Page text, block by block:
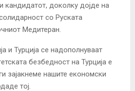
кандидатот, доколку дојде на
со Руската
Медитеран.
и Турција се надополнуваат
безбедност на Турција е
зајакнеме нашите економски
тој.